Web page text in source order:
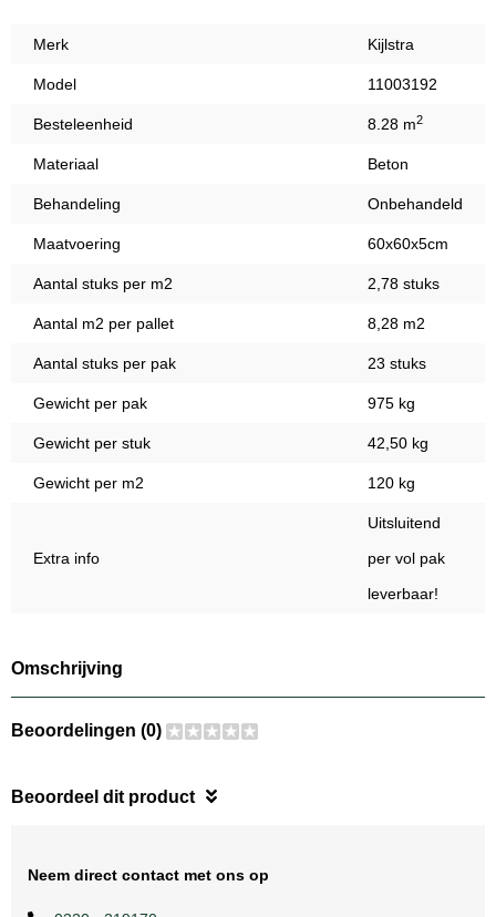
Merk Kijlstra
Model 11003192
Besteleenheid 8.28 m2
Materiaal Beton
Behandeling Onbehandeld
Maatvoering 60x60x5cm
Aantal stuks per m2 2,78 stuks
Aantal m2 per pallet 8,28 m2
Aantal stuks per pak 23 stuks
Gewicht per pak 975 kg
Gewicht per stuk 42,50 kg
Gewicht per m2 120 kg
Extra info
Uitsluitend
per vol pak
leverbaar!
Omschrijving
Beoordelingen (0)
Beoordeel dit product
Neem direct contact met ons op